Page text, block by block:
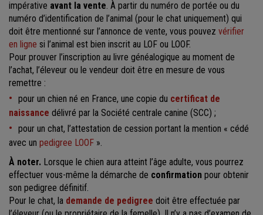
impérative avant la vente. À partir du numéro de portée ou du
numéro d’identification de l’animal (pour le chat uniquement) qui
doit être mentionné sur l’annonce de vente, vous pouvez vérifier
en ligne si l’animal est bien inscrit au LOF ou LOOF.
Pour prouver l’inscription au livre généalogique au moment de
l’achat, l’éleveur ou le vendeur doit être en mesure de vous
remettre :
pour un chien né en France, une copie du certificat de
naissance délivré par la Société centrale canine (SCC) ;
pour un chat, l’attestation de cession portant la mention « cédé
avec un pedigree LOOF ».
À noter. Lorsque le chien aura atteint l’âge adulte, vous pourrez
effectuer vous-même la démarche de confirmation pour obtenir
son pedigree définitif.
Pour le chat, la demande de pedigree doit être effectuée par